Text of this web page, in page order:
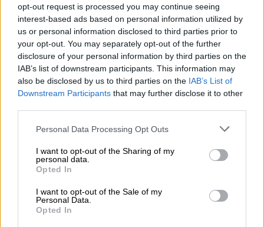
opt-out request is processed you may continue seeing
interest-based ads based on personal information utilized by
us or personal information disclosed to third parties prior to
your opt-out. You may separately opt-out of the further
disclosure of your personal information by third parties on the
IAB’s list of downstream participants. This information may
also be disclosed by us to third parties on the IAB’s List of
Downstream Participants that may further disclose it to other
Please note that this website/app uses one or more Google
not limited to your visit or usage behaviour. You may click to
grant or deny consent to Google and its third-party tags to
use your data for below specified purposes in below Google
consent section.
Personal Data Processing Opt Outs
I want to opt-out of the Sharing of my
personal data.
Opted In
I want to opt-out of the Sale of my
Personal Data.
Opted In
Αποτελούν τη δεύτερη ευκαιρία να γίνεις
Χημικός Μηχανικός με αναγνωρισμένα
επαγγελματικά δικαιώματα από το Τεχνικό
Επιμελητήριο Ελλάδος. Το πρόγραμμα
σπουδών του προσφέρει μεγάλη
εξειδίκευση σε όλο το φάσμα των υλικών
και ειδικότερα στα μέταλλα, κράματα και
χάλυβες, στα κεραμικά, στις υάλους και στα
συνδετικά και δομικά υλικά, στα πολυμερή,
στα σύνθετα υλικά, και στα βιοϋλικά. Οι
απόφοιτοι μπορούν να δραστηριοποιηθούν
και σε σύγχρονους τομείς όπως τα
νανοϋλικά, τα έξυπνα υλικά, τις
νανοσυσκευές, τα φωτοβολταϊκά, τα